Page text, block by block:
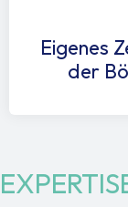
Eigenes
der